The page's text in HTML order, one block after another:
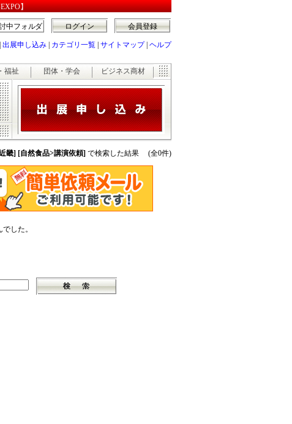
】
会員登録
ログイン
中フォルダ
出展申し込み カテゴリ一覧 サイトマップ| ヘルプ
福祉 団体・学会 ビジネス商材
畿] [自然食品>講演依頼] で検索した結果 (全0件)
した。